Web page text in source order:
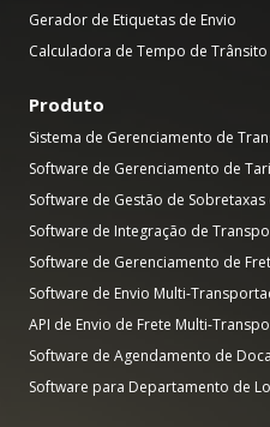
Gerador de Etiquetas de Envio
Calculadora de Tempo de Trânsito
Produto
Sistema de Gerenciamento de
Software de Gerenciamento de
Software de Gestão de Sobretaxas
Software de Integração de
Software de Gerenciamento de
Software de Envio Multi-
API de Envio de Frete Multi-
Software de Agendamento de
Software para Departamento de